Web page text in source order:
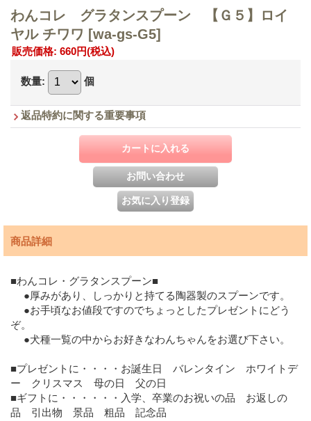
わんコレ グラタンスプーン 【Ｇ５】ロイ
ヤル チワワ [wa-gs-G5]
販売価格: 660円(税込)
数量: 個
返品特約に関する重要事項
商品詳細
■わんコレ・グラタンスプーン■
●厚みがあり、しっかりと持てる陶器製のスプーンです。
●お手頃なお値段ですのでちょっとしたプレゼントにどう
ぞ。
●犬種一覧の中からお好きなわんちゃんをお選び下さい。
■プレゼントに・・・・お誕生日 バレンタイン ホワイトデ
ー クリスマス 母の日 父の日
■ギフトに・・・・・・入学、卒業のお祝いの品 お返しの
品 引出物 景品 粗品 記念品